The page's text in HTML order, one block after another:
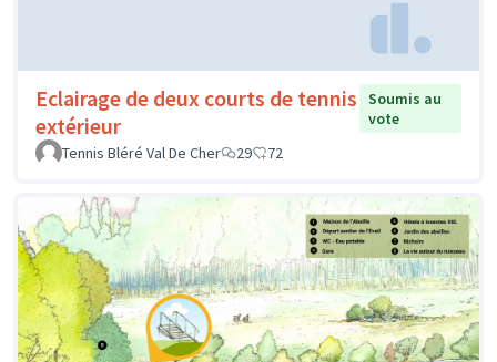
Eclairage de deux courts de tennis
extérieur
Soumis au
vote
Tennis Bléré Val De Cher
29 72